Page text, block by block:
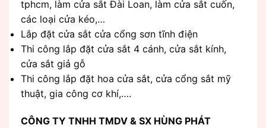
tphcm, làm cửa sắt Đài Loan, làm cửa sắt cuốn,
các loại cửa kéo,…
Lắp đặt cửa sắt cửa cổng sơn tĩnh điện
Thi công lắp đặt cửa sắt 4 cánh, cửa sắt kính,
cửa sắt giả gỗ
Thi công lắp đặt hoa cửa sắt, cửa cổng sắt mỹ
thuật, gia công cơ khí,….
CÔNG TY TNHH TMDV & SX HÙNG PHÁT